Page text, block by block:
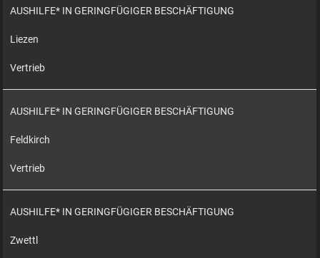
AUSHILFE* IN GERINGFÜGIGER BESCHÄFTIGUNG
Liezen
Vertrieb
AUSHILFE* IN GERINGFÜGIGER BESCHÄFTIGUNG
Feldkirch
Vertrieb
AUSHILFE* IN GERINGFÜGIGER BESCHÄFTIGUNG
Zwettl